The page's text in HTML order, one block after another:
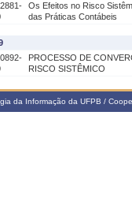
Os Efeitos no Risco
das Práticas Contábeis
PROCESSO DE
RISCO SISTÊMICO
da Informação da UFPB /